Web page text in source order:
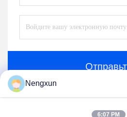
Nengxun
6:07 PM